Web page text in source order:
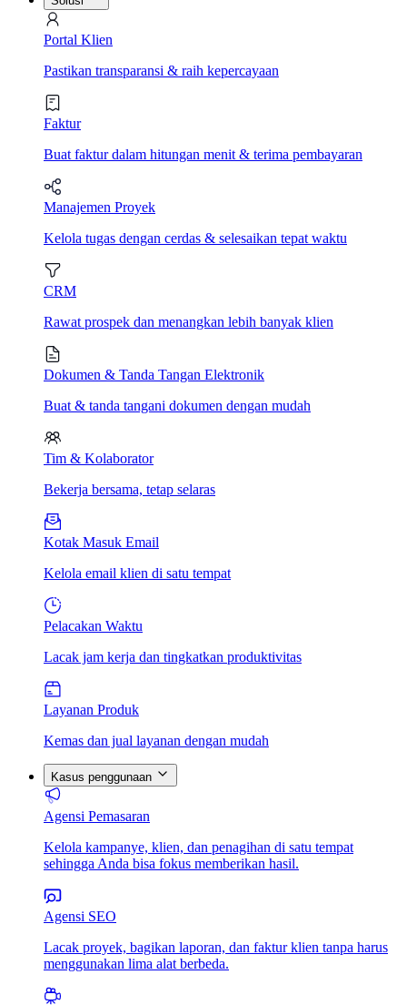
Portal Klien
Pastikan transparansi & raih kepercayaan
Faktur
Buat faktur dalam hitungan menit & terima pembayaran
Manajemen Proyek
Kelola tugas dengan cerdas & selesaikan tepat waktu
CRM
Rawat prospek dan menangkan lebih banyak klien
Dokumen & Tanda Tangan Elektronik
Buat & tanda tangani dokumen dengan mudah
Tim & Kolaborator
Bekerja bersama, tetap selaras
Kotak Masuk Email
Kelola email klien di satu tempat
Pelacakan Waktu
Lacak jam kerja dan tingkatkan produktivitas
Layanan Produk
Kemas dan jual layanan dengan mudah
Kasus penggunaan
Agensi Pemasaran
Kelola kampanye, klien, dan penagihan di satu tempat
sehingga Anda bisa fokus memberikan hasil.
Agensi SEO
Lacak proyek, bagikan laporan, dan faktur klien tanpa harus
menggunakan lima alat berbeda.